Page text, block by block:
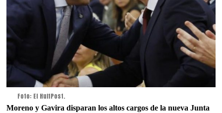
Foto: El HuffPost.
Moreno y Gavira disparan los altos cargos de la nueva Junta